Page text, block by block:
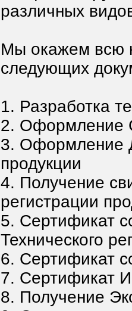
различных
Мы окажем всю
следующих
1. Разработка
2. Оформление
3. Оформление
продукции
4. Получение
регистрации
5. Сертификат
Технического
6. Сертификат
7. Сертификат
8. Получение